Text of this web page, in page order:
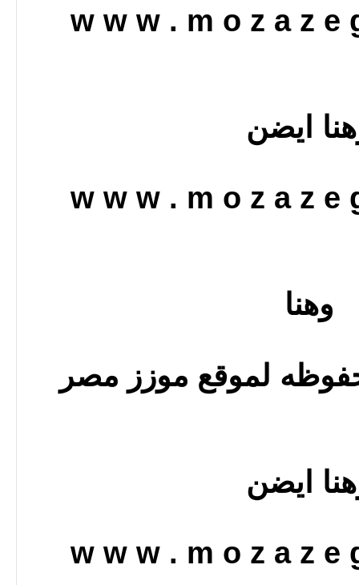
w w w . m o z a z e
ايضن
w w w . m o z a z e
وهنا
لموقع موزز مصر
ايضن
w w w . m o z a z e